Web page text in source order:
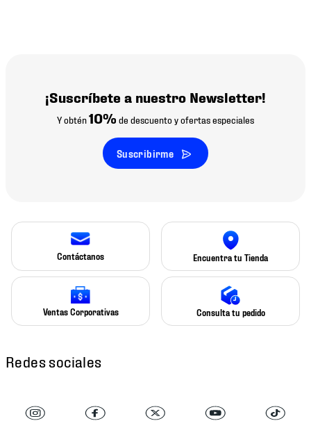
¡Suscríbete a nuestro Newsletter!
Y obtén10% de descuento y ofertas especiales
Suscribirme
Contáctanos Encuentra tu Tienda
Ventas Corporativas Consulta tu pedido
Redes sociales